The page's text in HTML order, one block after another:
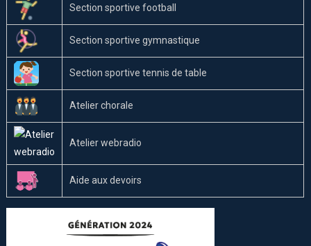
Section sportive football
Section sportive gymnastique
Section sportive tennis de table
Atelier chorale
Atelier webradio
Aide aux devoirs